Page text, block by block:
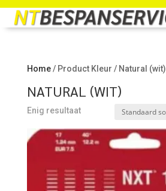
Home/ Product Kleur / Natural (wit)
NATURAL (WIT)
Enig resultaat